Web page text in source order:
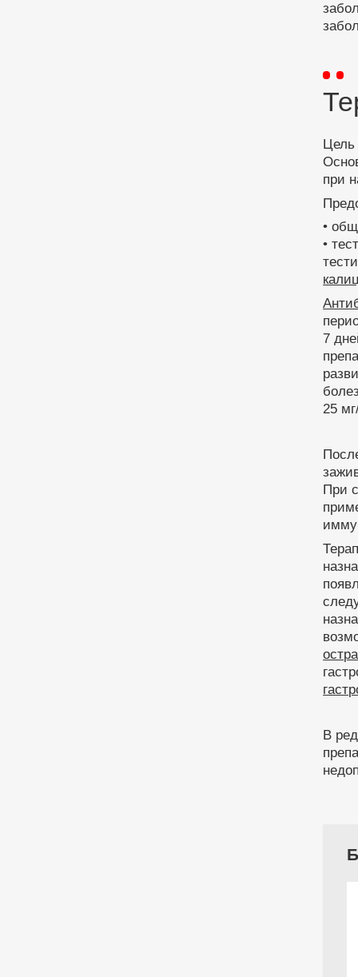
Цель
при
•
•
7
25
При
В